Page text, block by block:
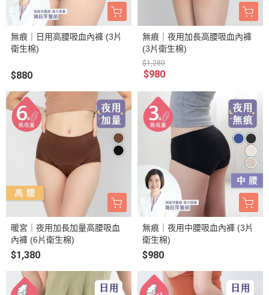
無痕｜日用高腰吸血內褲 (3片
衛生棉)
$880
無痕｜夜用加長高腰吸血內褲
(3片衛生棉)
$1,280
$980
暖宮｜夜用加長加量高腰吸血
內褲 (6片衛生棉)
$1,380
無痕｜夜用中腰吸血內褲 (3片
衛生棉)
$980